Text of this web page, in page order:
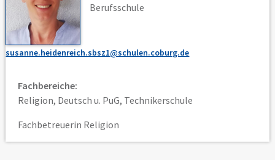
Berufsschule
susanne.heidenreich.sbsz1@schulen.coburg.de
Fachbereiche:
Religion, Deutsch u. PuG, Technikerschule
Fachbetreuerin Religion